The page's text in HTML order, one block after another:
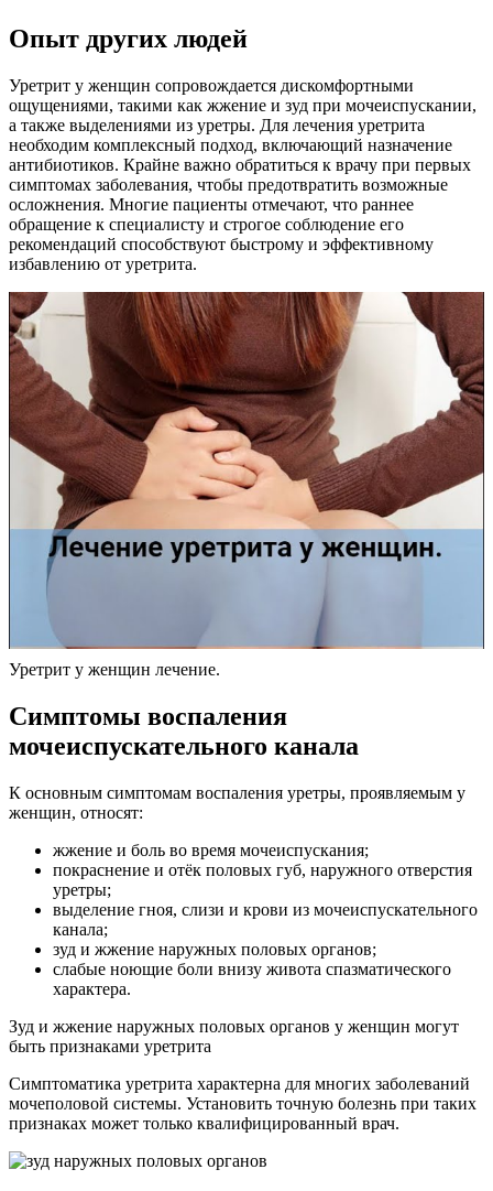
Опыт других людей
Уретрит у женщин сопровождается дискомфортными
ощущениями, такими как жжение и зуд при мочеиспускании,
а также выделениями из уретры. Для лечения уретрита
необходим комплексный подход, включающий назначение
антибиотиков. Крайне важно обратиться к врачу при первых
симптомах заболевания, чтобы предотвратить возможные
осложнения. Многие пациенты отмечают, что раннее
обращение к специалисту и строгое соблюдение его
рекомендаций способствуют быстрому и эффективному
избавлению от уретрита.
Уретрит у женщин лечение.
Симптомы воспаления
мочеиспускательного канала
К основным симптомам воспаления уретры, проявляемым у
женщин, относят:
жжение и боль во время мочеиспускания;
покраснение и отёк половых губ, наружного отверстия
уретры;
выделение гноя, слизи и крови из мочеиспускательного
канала;
зуд и жжение наружных половых органов;
слабые ноющие боли внизу живота спазматического
характера.
Зуд и жжение наружных половых органов у женщин могут
быть признаками уретрита
Симптоматика уретрита характерна для многих заболеваний
мочеполовой системы. Установить точную болезнь при таких
признаках может только квалифицированный врач.